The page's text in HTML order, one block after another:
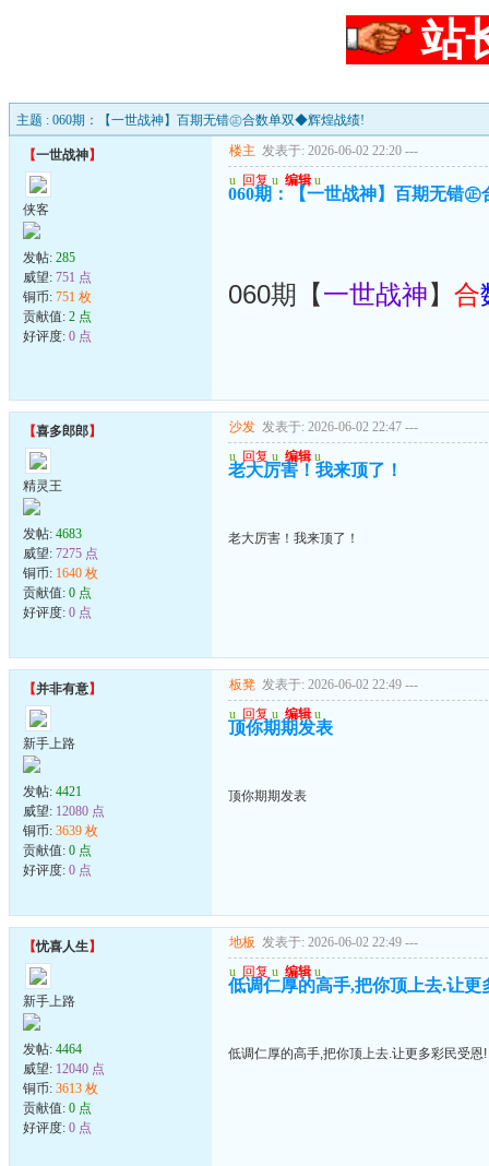
站
主题 : 060期：【一世战神】百期无错㊣合数单双◆辉煌战绩!
【一世战神】
侠客
发帖: 285
威望: 751 点
铜币: 751 枚
贡献值: 2 点
好评度: 0 点
楼主 发表于: 2026-06-02 22:20 ---
u 回复 u 编辑 u
060期：【一世战神】百期无错
060期【一世战神】 合
【喜多郎郎】
精灵王
发帖: 4683
威望: 7275 点
铜币: 1640 枚
贡献值: 0 点
好评度: 0 点
沙发 发表于: 2026-06-02 22:47 ---
u 回复 u 编辑 u
老大厉害！我来顶了！
老大厉害！我来顶了！
【并非有意】
新手上路
发帖: 4421
威望: 12080 点
铜币: 3639 枚
贡献值: 0 点
好评度: 0 点
板凳 发表于: 2026-06-02 22:49 ---
u 回复 u 编辑 u
顶你期期发表
顶你期期发表
【忧喜人生】
新手上路
发帖: 4464
威望: 12040 点
铜币: 3613 枚
贡献值: 0 点
好评度: 0 点
地板 发表于: 2026-06-02 22:49 ---
u 回复 u 编辑 u
低调仁厚的高手,把你顶上去.让更
低调仁厚的高手,把你顶上去.让更多彩民受恩!